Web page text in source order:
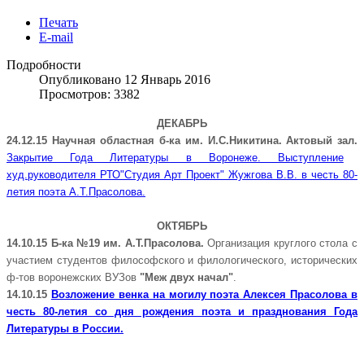
Печать
E-mail
Подробности
Опубликовано 12 Январь 2016
Просмотров: 3382
ДЕКАБРЬ
24.12.15 Научная областная б-ка им. И.С.Никитина. Актовый зал.
Закрытие Года Литературы в Воронеже. Выступление
худ.руководителя РТО"Студия Арт Проект" Жужгова В.В. в честь 80-
летия поэта А.Т.Прасолова.
ОКТЯБРЬ
14.10.15 Б-ка №19 им. А.Т.Прасолова. Организация круглого стола с
участием студентов философского и филологического, исторических
ф-тов воронежских ВУЗов "Меж двух начал"
14.10.15 Возложение венка на могилу поэта Алексея Прасолова в
честь 80-летия со дня рождения поэта и празднования Года
Литературы в России.